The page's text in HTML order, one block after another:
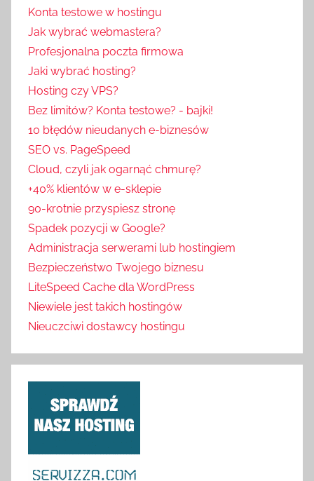
Konta testowe w hostingu
Jak wybrać webmastera?
Profesjonalna poczta firmowa
Jaki wybrać hosting?
Hosting czy VPS?
Bez limitów? Konta testowe? - bajki!
10 błędów nieudanych e-biznesów
SEO vs. PageSpeed
Cloud, czyli jak ogarnąć chmurę?
+40% klientów w e-sklepie
90-krotnie przyspiesz stronę
Spadek pozycji w Google?
Administracja serwerami lub hostingiem
Bezpieczeństwo Twojego biznesu
LiteSpeed Cache dla WordPress
Niewiele jest takich hostingów
Nieuczciwi dostawcy hostingu